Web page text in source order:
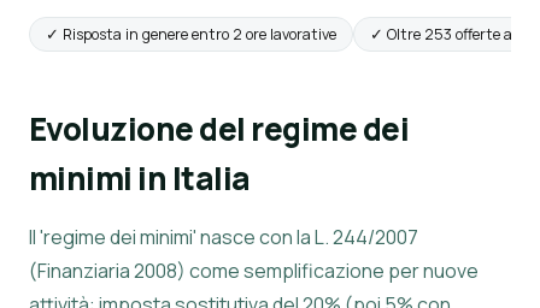
✓ Risposta in genere entro 2 ore lavorative ✓ Oltre 253 offerte attive
Evoluzione del regime dei
minimi in Italia
Il 'regime dei minimi' nasce con la L. 244/2007
(Finanziaria 2008) come semplificazione per nuove